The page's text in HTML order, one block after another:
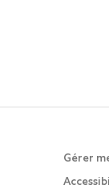
Gérer